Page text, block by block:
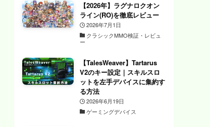
【2026年】ラグナロクオン
ライン(RO)を徹底レビュー
2026年7月1日
クラシックMMO検証・レビュ
ー
【TalesWeaver】Tartarus
V2のキー設定｜スキルスロ
ットを左手デバイスに集約す
る方法
2026年6月19日
ゲーミングデバイス